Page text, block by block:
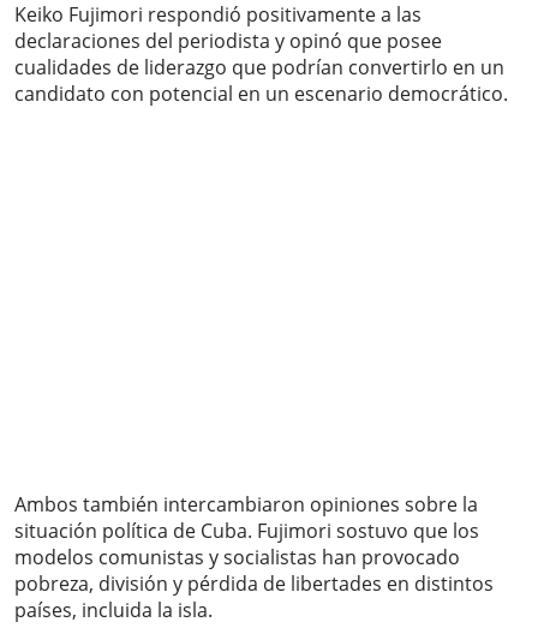
Keiko Fujimori respondió positivamente a las
declaraciones del periodista y opinó que posee
cualidades de liderazgo que podrían convertirlo en un
candidato con potencial en un escenario democrático.
Ambos también intercambiaron opiniones sobre la
situación política de Cuba. Fujimori sostuvo que los
modelos comunistas y socialistas han provocado
pobreza, división y pérdida de libertades en distintos
países, incluida la isla.